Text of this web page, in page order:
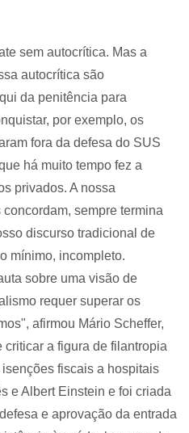
sem autocrítica. Mas a
autocrítica são
da penitência para
por exemplo, os
fora da defesa do SUS
há muito tempo fez a
privados. A nossa
sempre termina
discurso tradicional de
mínimo, incompleto.
sobre uma visão de
requer superar os
afirmou Mário Scheffer,
criticar a figura de filantropia
fiscais a hospitais
e Albert Einstein e foi criada
e aprovação da entrada